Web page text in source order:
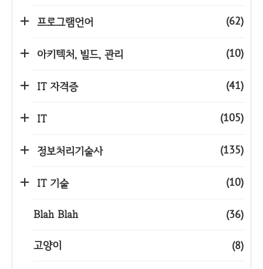
프로그램언어 (62)
아키텍처, 빌드, 관리 (10)
IT 자격증 (41)
IT (105)
정보처리기술사 (135)
IT 기술 (10)
Blah Blah (36)
고양이 (8)